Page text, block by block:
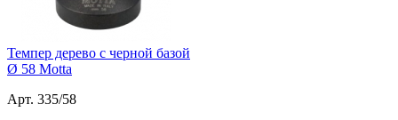
Темпер дерево с черной базой
Ø 58 Motta
Арт. 335/58